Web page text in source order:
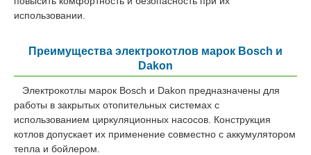
использовании.
Преимущества электрокотлов марок Bosch и
Dakon
Электрокотлы марок Bosch и Dakon предназначены для
работы в закрытых отопительных системах с
использованием циркуляционных насосов. Конструкция
котлов допускает их применение совместно с аккумулятором
тепла и бойлером.